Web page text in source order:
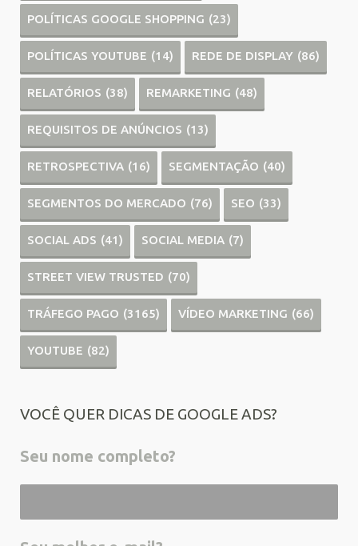
POLÍTICAS GOOGLE SHOPPING (23)
POLÍTICAS YOUTUBE (14) REDE DE DISPLAY (86)
RELATÓRIOS (38) REMARKETING (48)
REQUISITOS DE ANÚNCIOS (13)
RETROSPECTIVA (16) SEGMENTAÇÃO (40)
SEGMENTOS DO MERCADO (76) SEO (33)
SOCIAL ADS (41) SOCIAL MEDIA (7)
STREET VIEW TRUSTED (70)
TRÁFEGO PAGO (3165) VÍDEO MARKETING (66)
YOUTUBE (82)
VOCÊ QUER DICAS DE GOOGLE ADS?
Seu nome completo?